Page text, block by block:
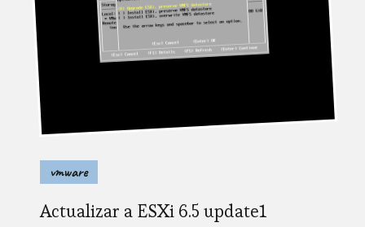
vmware
Actualizar a ESXi 6.5 update1